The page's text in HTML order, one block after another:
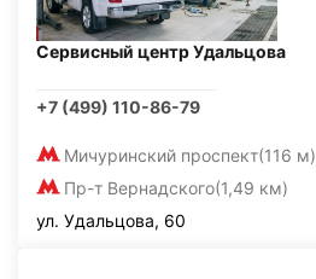
Сервисный центр Удальцова
+7 (499) 110-86-79
Мичуринский проспект(116 м)
Пр-т Вернадского(1,49 км)
ул. Удальцова, 60